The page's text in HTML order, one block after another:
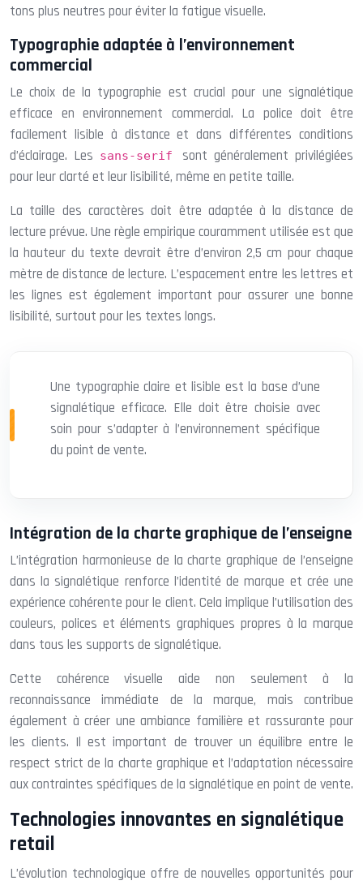
tons plus neutres pour éviter la fatigue visuelle.
Typographie adaptée à l’environnement
commercial
Le choix de la typographie est crucial pour une signalétique
efficace en environnement commercial. La police doit être
facilement lisible à distance et dans différentes conditions
d’éclairage. Les sans-serif sont généralement privilégiées
pour leur clarté et leur lisibilité, même en petite taille.
La taille des caractères doit être adaptée à la distance de
lecture prévue. Une règle empirique couramment utilisée est que
la hauteur du texte devrait être d’environ 2,5 cm pour chaque
mètre de distance de lecture. L’espacement entre les lettres et
les lignes est également important pour assurer une bonne
lisibilité, surtout pour les textes longs.
Une typographie claire et lisible est la base d’une
signalétique efficace. Elle doit être choisie avec
soin pour s’adapter à l’environnement spécifique
du point de vente.
Intégration de la charte graphique de l’enseigne
L’intégration harmonieuse de la charte graphique de l’enseigne
dans la signalétique renforce l’identité de marque et crée une
expérience cohérente pour le client. Cela implique l’utilisation des
couleurs, polices et éléments graphiques propres à la marque
dans tous les supports de signalétique.
Cette cohérence visuelle aide non seulement à la
reconnaissance immédiate de la marque, mais contribue
également à créer une ambiance familière et rassurante pour
les clients. Il est important de trouver un équilibre entre le
respect strict de la charte graphique et l’adaptation nécessaire
aux contraintes spécifiques de la signalétique en point de vente.
Technologies innovantes en signalétique
retail
L’évolution technologique offre de nouvelles opportunités pour